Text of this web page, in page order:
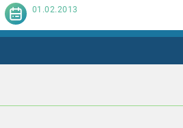
01.02.2013